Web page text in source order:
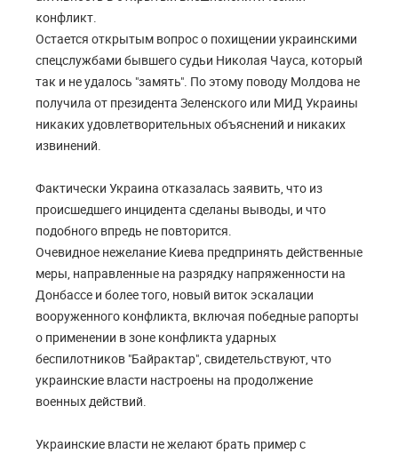
конфликт.
Остается открытым вопрос о похищении украинскими
спецслужбами бывшего судьи Николая Чауса, который
так и не удалось "замять". По этому поводу Молдова не
получила от президента Зеленского или МИД Украины
никаких удовлетворительных объяснений и никаких
извинений.
Фактически Украина отказалась заявить, что из
происшедшего инцидента сделаны выводы, и что
подобного впредь не повторится.
Очевидное нежелание Киева предпринять действенные
меры, направленные на разрядку напряженности на
Донбассе и более того, новый виток эскалации
вооруженного конфликта, включая победные рапорты
о применении в зоне конфликта ударных
беспилотников "Байрактар", свидетельствуют, что
украинские власти настроены на продолжение
военных действий.
Украинские власти не желают брать пример с